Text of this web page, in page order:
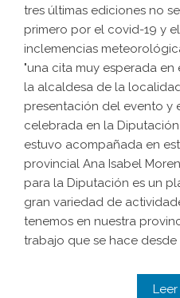
tres últimas ediciones no
primero por el covid-19 y
inclemencias
"una cita muy esperada
la alcaldesa de la
presentación del evento y
celebrada en la
estuvo acompañada en
provincial Ana Isabel
para la Diputación es un
gran variedad de
tenemos en nuestra
trabajo que se hace desde